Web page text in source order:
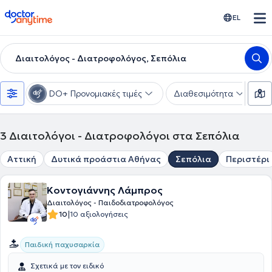
doctoranytime EL
Διαιτολόγος - Διατροφολόγος, Σεπόλια
DO+ Προνομιακές τιμές Διαθεσιμότητα
3 Διαιτολόγοι - Διατροφολόγοι στα Σεπόλια
Αττική Δυτικά προάστια Αθήνας Σεπόλια Περιστέρι
Κοντογιάννης Λάμπρος
Διαιτολόγος - Παιδοδιατροφολόγος
10|10 αξιολογήσεις
Παιδική παχυσαρκία
Σχετικά με τον ειδικό